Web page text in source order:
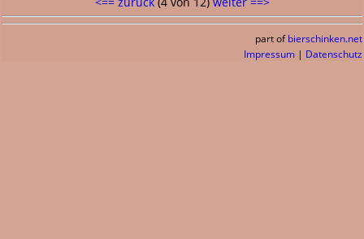
part of bierschinken.net
Impressum | Datenschutz